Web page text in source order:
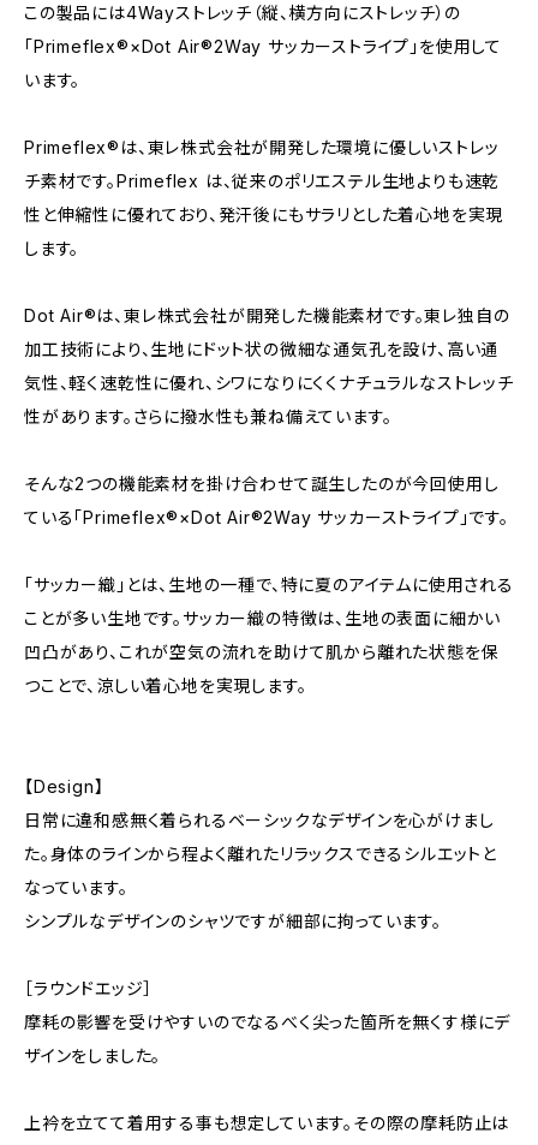
この製品には4Wayストレッチ（縦、横方向にストレッチ）の
「Primeflex®×Dot Air®2Way サッカーストライプ」を使用して
います。
Primeflex®は、東レ株式会社が開発した環境に優しいストレッ
チ素材です。Primeflex は、従来のポリエステル生地よりも速乾
性と伸縮性に優れており、発汗後にもサラリとした着心地を実現
します。
Dot Air®は、東レ株式会社が開発した機能素材です。東レ独自の
加工技術により、生地にドット状の微細な通気孔を設け、高い通
気性、軽く速乾性に優れ、シワになりにくくナチュラルなストレッチ
性があります。さらに撥水性も兼ね備えています。
そんな2つの機能素材を掛け合わせて誕生したのが今回使用し
ている「Primeflex®×Dot Air®2Way サッカーストライプ」です。
「サッカー織」とは、生地の一種で、特に夏のアイテムに使用される
ことが多い生地です。サッカー織の特徴は、生地の表面に細かい
凹凸があり、これが空気の流れを助けて肌から離れた状態を保
つことで、涼しい着心地を実現します。
【Design】
日常に違和感無く着られるベーシックなデザインを心がけまし
た。身体のラインから程よく離れたリラックスできるシルエットと
なっています。
シンプルなデザインのシャツですが細部に拘っています。
［ラウンドエッジ］
摩耗の影響を受けやすいのでなるべく尖った箇所を無くす様にデ
ザインをしました。
上衿を立てて着用する事も想定しています。その際の摩耗防止は